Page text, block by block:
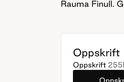
Rauma Finull.
Oppskrift
Oppskrift